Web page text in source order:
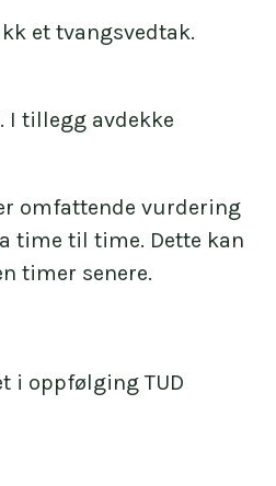
et tvangsvedtak.
I tillegg avdekke
omfattende vurdering
time til time. Dette kan
timer senere.
i oppfølging TUD